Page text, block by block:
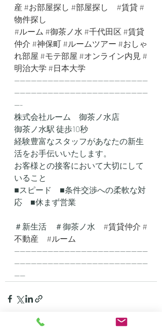
産 #お部屋探し #部屋探し #賃貸 #
物件探し
#ルーム #御茶ノ水 #千代田区 #賃貸
仲介 #神保町 #ルームツアー #おしゃ
れ部屋 #モテ部屋 #オンライン内見 #
明治大学 #日本大学
------------------------------------------------
------------------------------------------------
---
株式会社ルーム　御茶ノ水店
御茶ノ水駅 徒歩10秒
経験豊富なスタッフがあなたの新生
活をお手伝いいたします。
お客様との接客において大切にして
いること
■スピード　■条件交渉への柔軟な対
応　■休まず営業
＃新生活　＃御茶ノ水 #賃貸仲介 #
不動産
#ルーム
------------------------------------------------
------------------------------------------------
----